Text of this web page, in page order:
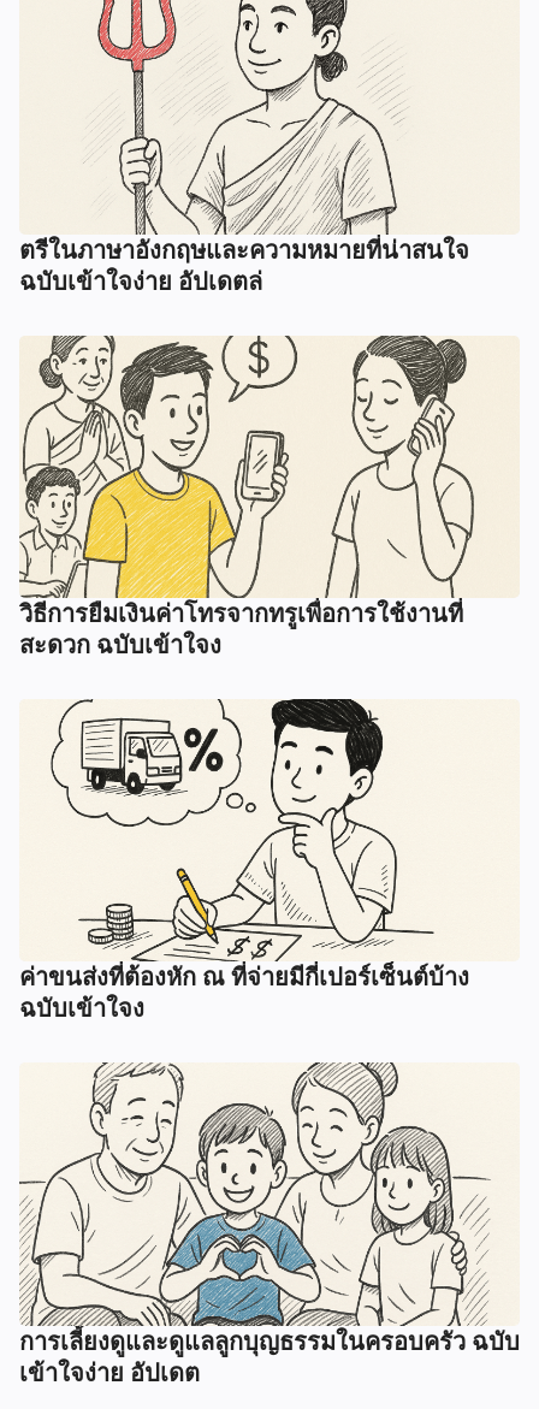
ตรีในภาษาอังกฤษและความหมายที่น่าสนใจ
ฉบับเข้าใจง่าย อัปเดตล่
วิธีการยืมเงินค่าโทรจากทรูเพื่อการใช้งานที่
สะดวก ฉบับเข้าใจง
ค่าขนส่งที่ต้องหัก ณ ที่จ่ายมีกี่เปอร์เซ็นต์บ้าง
ฉบับเข้าใจง
การเลี้ยงดูและดูแลลูกบุญธรรมในครอบครัว ฉบับ
เข้าใจง่าย อัปเดต